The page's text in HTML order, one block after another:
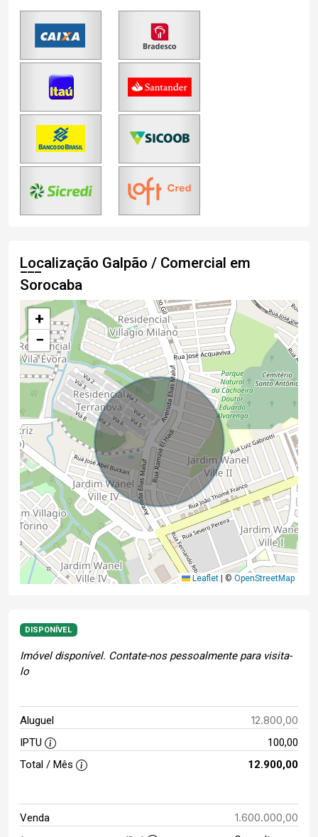
Localização Galpão / Comercial em
Sorocaba
+
−
Leaflet © OpenStreetMap
DISPONÍVEL
Imóvel disponível. Contate-nos pessoalmente para visita-
lo
Aluguel 12.800,00
IPTU
100,00
Total / Mês
12.900,00
Venda 1.600.000,00